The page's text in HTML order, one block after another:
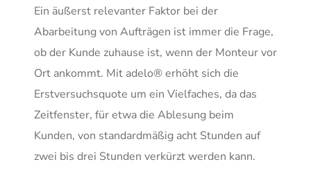
Ein äußerst relevanter Faktor bei der
Abarbeitung von Aufträgen ist immer die Frage,
ob der Kunde zuhause ist, wenn der Monteur vor
Ort ankommt. Mit adelo® erhöht sich die
Erstversuchsquote um ein Vielfaches, da das
Zeitfenster, für etwa die Ablesung beim
Kunden, von standardmäßig acht Stunden auf
zwei bis drei Stunden verkürzt werden kann.